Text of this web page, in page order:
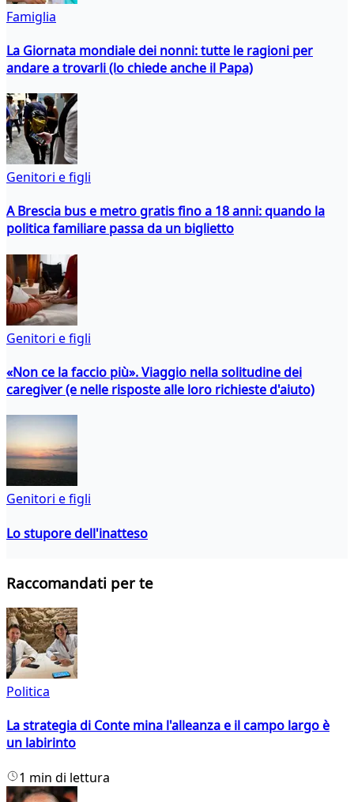
Famiglia
La Giornata mondiale dei nonni: tutte le ragioni per
andare a trovarli (lo chiede anche il Papa)
Genitori e figli
A Brescia bus e metro gratis fino a 18 anni: quando la
politica familiare passa da un biglietto
Genitori e figli
«Non ce la faccio più». Viaggio nella solitudine dei
caregiver (e nelle risposte alle loro richieste d'aiuto)
Genitori e figli
Lo stupore dell'inatteso
Raccomandati per te
Politica
La strategia di Conte mina l'alleanza e il campo largo è
un labirinto
1 min di lettura